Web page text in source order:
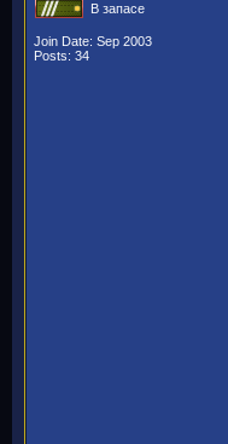
В запасе
Join Date: Sep 2003
Posts: 34